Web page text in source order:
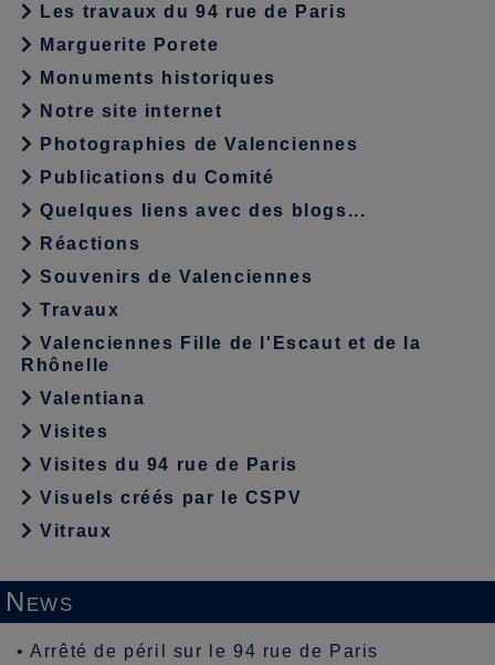
Les travaux du 94 rue de Paris
Marguerite Porete
Monuments historiques
Notre site internet
Photographies de Valenciennes
Publications du Comité
Quelques liens avec des blogs...
Réactions
Souvenirs de Valenciennes
Travaux
Valenciennes Fille de l'Escaut et de la
Rhônelle
Valentiana
Visites
Visites du 94 rue de Paris
Visuels créés par le CSPV
Vitraux
News
•Arrêté de péril sur le 94 rue de Paris